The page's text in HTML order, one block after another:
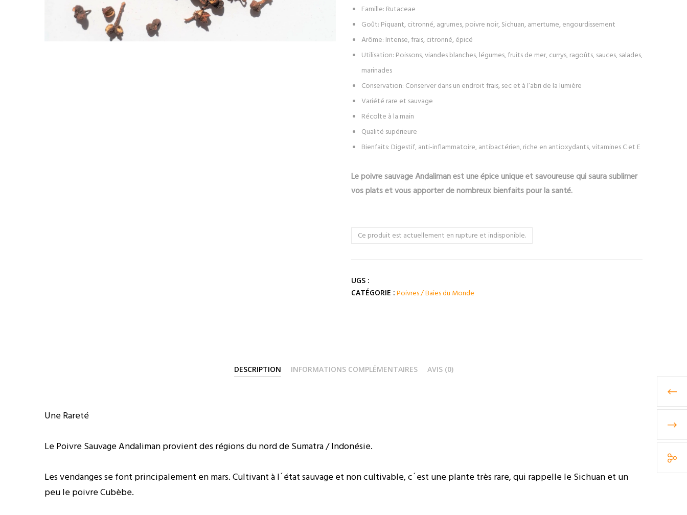
Famille: Rutaceae
Goût: Piquant, citronné, agrumes, poivre noir, Sichuan, amertume, engourdissement
Arôme: Intense, frais, citronné, épicé
Utilisation: Poissons, viandes blanches, légumes, fruits de mer, currys, ragoûts, sauces, salades,
marinades
Conservation: Conserver dans un endroit frais, sec et à l’abri de la lumière
Variété rare et sauvage
Récolte à la main
Qualité supérieure
Bienfaits: Digestif, anti-inflammatoire, antibactérien, riche en antioxydants, vitamines C et E
Le poivre sauvage Andaliman est une épice unique et savoureuse qui saura sublimer
vos plats et vous apporter de nombreux bienfaits pour la santé.
Ce produit est actuellement en rupture et indisponible.
UGS :
CATÉGORIE : Poivres / Baies du Monde
DESCRIPTION INFORMATIONS COMPLÉMENTAIRES AVIS (0)
Une Rareté
Le Poivre Sauvage Andaliman provient des régions du nord de Sumatra / Indonésie.
Les vendanges se font principalement en mars. Cultivant à l´état sauvage et non cultivable, c´est une plante très rare, qui rappelle le Sichuan et un
peu le poivre Cubèbe.